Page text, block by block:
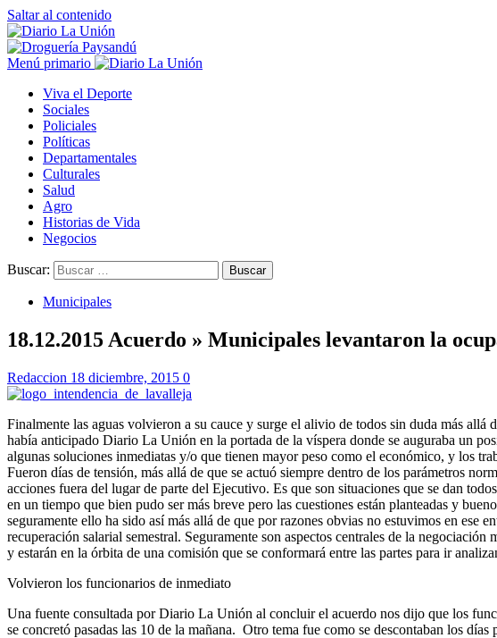
Saltar al contenido
Menú primario
Viva el Deporte
Sociales
Policiales
Políticas
Departamentales
Culturales
Salud
Agro
Historias de Vida
Negocios
Buscar:
Municipales
18.12.2015 Acuerdo » Municipales levantaron la
Redaccion 18 diciembre, 2015 0
Finalmente las aguas volvieron a su cauce y surge el alivio de todos sin duda más
había anticipado Diario La Unión en la portada de la víspera donde se auguraba un
algunas soluciones inmediatas y/o que tienen mayor peso como el económico, y los
Fueron días de tensión, más allá de que se actuó siempre dentro de los parámetros
acciones fuera del lugar de parte del Ejecutivo. Es que son situaciones que se dan
en un tiempo que bien pudo ser más breve pero las cuestiones están planteadas y
seguramente ello ha sido así más allá de que por razones obvias no estuvimos en
recuperación salarial semestral. Seguramente son aspectos centrales de la
y estarán en la órbita de una comisión que se conformará entre las partes para ir
Volvieron los funcionarios de inmediato
Una fuente consultada por Diario La Unión al concluir el acuerdo nos dijo que los
se concretó pasadas las 10 de la mañana. Otro tema fue como se descontaban los